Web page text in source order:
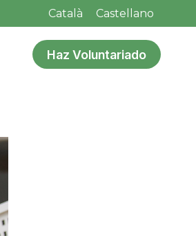
Català Castellano
Haz Voluntariado